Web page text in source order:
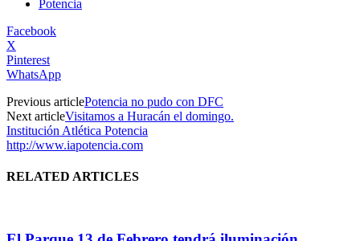
Potencia
Facebook
X
Pinterest
WhatsApp
Previous articlePotencia no pudo con DFC
Next articleVisitamos a Huracán el domingo.
Institución Atlética Potencia
http://www.iapotencia.com
RELATED ARTICLES